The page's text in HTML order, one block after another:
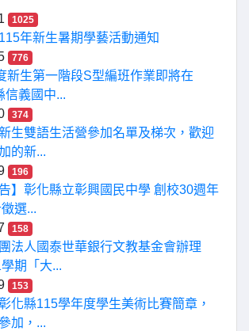
1025
年新生暑期學藝活動通知
776
新生第一階段S型編班作業即將在
信義國中...
374
生雙語生活營參加名單及梯次，歡迎
的新...
196
告】彰化縣立彰興國民中學 創校30週年
選...
158
法人國泰世華銀行文教基金會辦理
期「大...
153
化縣115學年度學生美術比賽簡章，
加，...